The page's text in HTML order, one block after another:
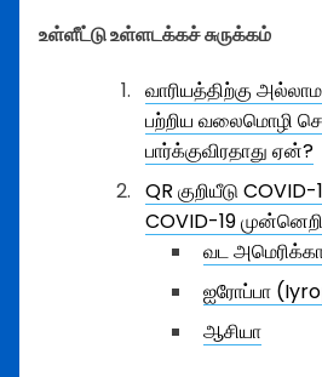
உள்ளீட்டு உள்ளடக்கச் சுருக்கம்
வாரியத்திற்கு
பற்றிய வலைமொழி
பார்க்குவிரதாது ஏன்?
QR குறியீடு
COVID-19
வட
ஐரோப்பா
ஆசியா